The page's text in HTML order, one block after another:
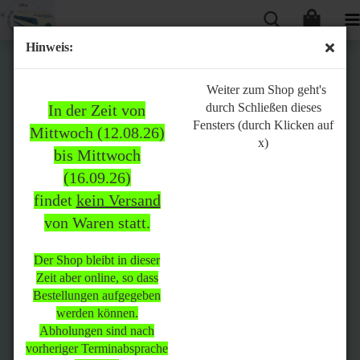
Hinweis:
In der Zeit von
Mittwoch (12.08.26)
bis Mittwoch
(16.09.26)
findet kein Versand
von Waren statt.
Der Shop bleibt in dieser
Zeit aber online, so dass
Bestellungen aufgegeben
werden können.
Abholungen sind nach
vorheriger Terminabsprache
Weiter zum Shop geht's
durch Schließen dieses
Fensters (durch Klicken auf
x)
Bitte
beachten:
In der Zeit von Mittwoch
(12.08.26) bis Mittwoch
(16.09.26)
statt.
Der Shop bleibt in dieser Zeit
aber online, so dass
Bestellungen aufgegeben
werden können.